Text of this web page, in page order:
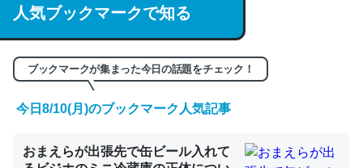
─GPTの仕組みと限界についての考察（１） - conceptualization
くらい。小説でいう「ずっと前の伏線」は回収されないけ
人気ブックマークで知る
ブックマークが集まった今日の話題をチェック！
今日8/10(月)のブックマーク人気記事
おまえらが出張先で缶ビール入れて